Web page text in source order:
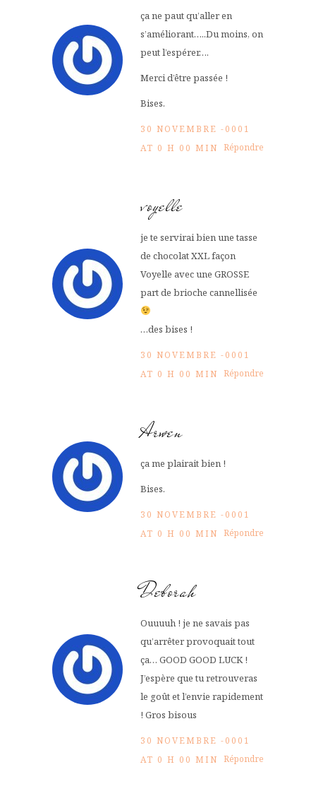
ça ne paut qu’aller en
s’améliorant…..Du moins, on
peut l’espérer….
Merci d’être passée !
Bises.
30 NOVEMBRE -0001
AT 0 H 00 MIN Répondre
voyelle
je te servirai bien une tasse
de chocolat XXL façon
Voyelle avec une GROSSE
part de brioche cannellisée
…des bises !
30 NOVEMBRE -0001
AT 0 H 00 MIN Répondre
Arwen
ça me plairait bien !
Bises.
30 NOVEMBRE -0001
AT 0 H 00 MIN Répondre
Deborah
Ouuuuh ! je ne savais pas
qu’arrêter provoquait tout
ça… GOOD GOOD LUCK !
J’espère que tu retrouveras
le goût et l’envie rapidement
! Gros bisous
30 NOVEMBRE -0001
AT 0 H 00 MIN Répondre